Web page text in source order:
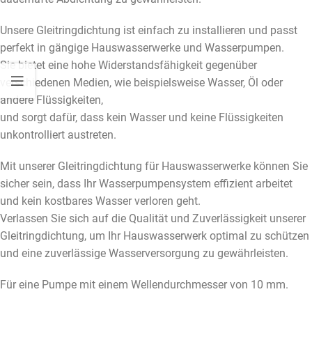
Unsere Gleitringdichtung ist einfach zu installieren und passt
perfekt in gängige Hauswasserwerke und Wasserpumpen.
Sie bietet eine hohe Widerstandsfähigkeit gegenüber
verschiedenen Medien, wie beispielsweise Wasser, Öl oder
andere Flüssigkeiten,
und sorgt dafür, dass kein Wasser und keine Flüssigkeiten
unkontrolliert austreten.
Mit unserer Gleitringdichtung für Hauswasserwerke können Sie
sicher sein, dass Ihr Wasserpumpensystem effizient arbeitet
und kein kostbares Wasser verloren geht.
Verlassen Sie sich auf die Qualität und Zuverlässigkeit unserer
Gleitringdichtung, um Ihr Hauswasserwerk optimal zu schützen
und eine zuverlässige Wasserversorgung zu gewährleisten.
Für eine Pumpe mit einem Wellendurchmesser von 10 mm.